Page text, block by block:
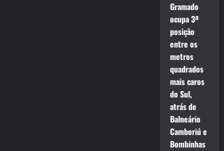
Gramado
ocupa 3ª
posição
entre os
metros
quadrados
mais caros
do Sul,
atrás de
Balneário
Camboriú e
Bombinhas